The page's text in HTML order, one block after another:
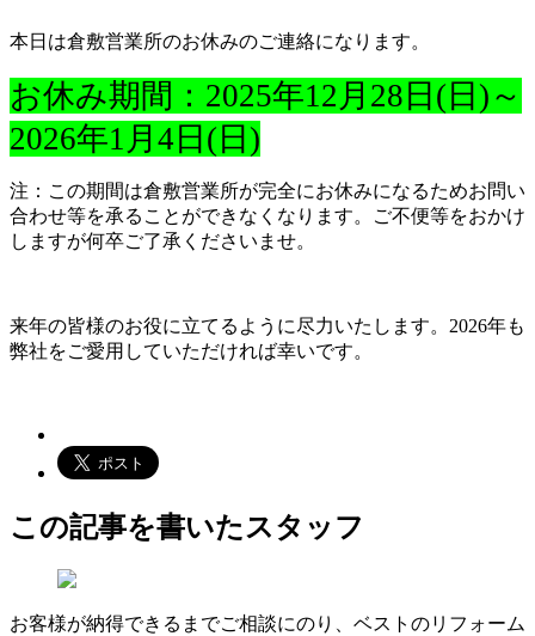
本日は倉敷営業所のお休みのご連絡になります。
お休み期間：2025年12月28日( 日 )～
2026年1月4日(日)
注：この期間は倉敷営業所が完全にお休みになるためお問い
合わせ等を承ることができなくなります。ご不便等をおかけ
しますが何卒ご了承くださいませ。
来年の皆様のお役に立てるように尽力いたします。2026年も
弊社をご愛用していただければ幸いです。
この記事を書いたスタッフ
お客様が納得できるまでご相談にのり、ベストのリフォーム